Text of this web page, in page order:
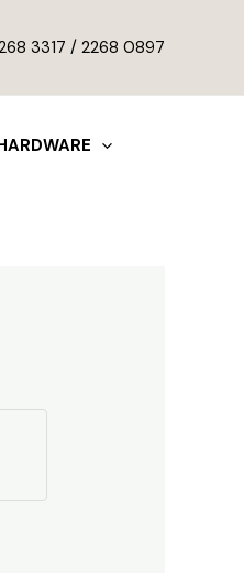
3317 / 2268 0897